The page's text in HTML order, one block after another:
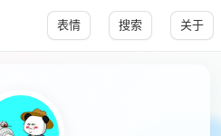
表情 搜索 关于